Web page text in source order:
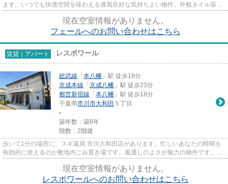
ます。いつでも快適空間を味わえる通風良好な気持ちよい物件。外観タイル張り
現在空室情報がありません。
フェールへのお問い合わせはこちら
賃貸｜アパート レスポワール
総武線 「 本八幡 」駅 徒歩18分
京成本線 「 京成八幡 」駅 徒歩23分
都営新宿線 「 本八幡 」駅 徒歩18分
千葉県市川市大和田 ５丁目
-
築年数：築8年
階数：2階建
歩いて1分の場所に、スギ薬局 市川大和田店があります。忙しいあなたの時間を
有効的に使えるのが敷地内ごみ置き場です。風通しのよさが魅力の物件です。こ
現在空室情報がありません。
レスポワールへのお問い合わせはこちら